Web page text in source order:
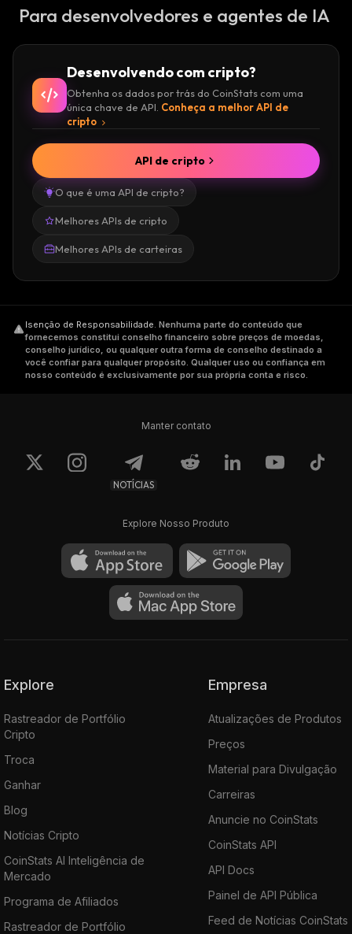
Para desenvolvedores e agentes de IA
Desenvolvendo com cripto?
Obtenha os dados por trás do CoinStats com uma
única chave de API. Conheça a melhor API de
cripto
O que é uma API de cripto?
Melhores APIs de cripto
Melhores APIs de carteiras
API de cripto
Isenção de Responsabilidade. Nenhuma parte do conteúdo que
fornecemos constitui conselho financeiro sobre preços de moedas,
conselho jurídico, ou qualquer outra forma de conselho destinado a
você confiar para qualquer propósito. Qualquer uso ou confiança em
nosso conteúdo é exclusivamente por sua própria conta e risco.
Manter contato
NOTÍCIAS
Explore Nosso Produto
Explore
Rastreador de Portfólio
Cripto
Troca
Ganhar
Blog
Notícias Cripto
CoinStats AI Inteligência de
Mercado
Programa de Afiliados
Rastreador de Portfólio
Empresa
Atualizações de Produtos
Preços
Material para Divulgação
Carreiras
Anuncie no CoinStats
CoinStats API
API Docs
Painel de API Pública
Feed de Notícias CoinStats